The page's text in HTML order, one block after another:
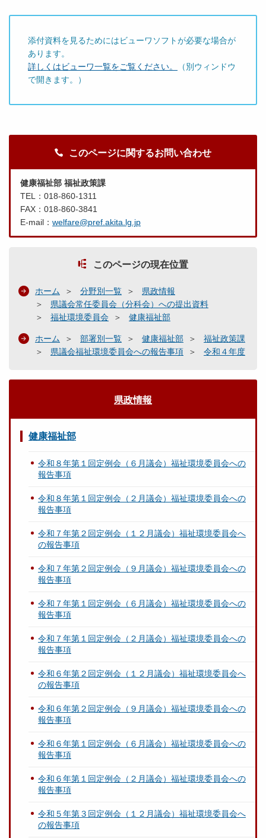
添付資料を見るためにはビューワソフトが必要な場合が
あります。
詳しくはビューワ一覧をご覧ください。
（別ウィンドウ
で開きます。）
このページに関するお問い合わせ
健康福祉部 福祉政策課
TEL：018-860-1311
FAX：018-860-3841
E-mail： welfare@pref.akita.lg.jp
このページの現在位置
ホーム 分野別一覧
県政情報
県議会常任委員会（分科会）への提出資料
福祉環境委員会
健康福祉部
ホーム 部署別一覧 健康福祉部
福祉政策課
県議会福祉環境委員会への報告事項
令和４年度
県政情報
健康福祉部
令和８年第１回定例会（６月議会）福祉環境委員会への
報告事項
令和８年第１回定例会（２月議会）福祉環境委員会への
報告事項
令和７年第２回定例会（１２月議会）福祉環境委員会へ
の報告事項
令和７年第２回定例会（９月議会）福祉環境委員会への
報告事項
令和７年第１回定例会（６月議会）福祉環境委員会への
報告事項
令和７年第１回定例会（２月議会）福祉環境委員会への
報告事項
令和６年第２回定例会（１２月議会）福祉環境委員会へ
の報告事項
令和６年第２回定例会（９月議会）福祉環境委員会への
報告事項
令和６年第１回定例会（６月議会）福祉環境委員会への
報告事項
令和６年第１回定例会（２月議会）福祉環境委員会への
報告事項
令和５年第３回定例会（１２月議会）福祉環境委員会へ
の報告事項